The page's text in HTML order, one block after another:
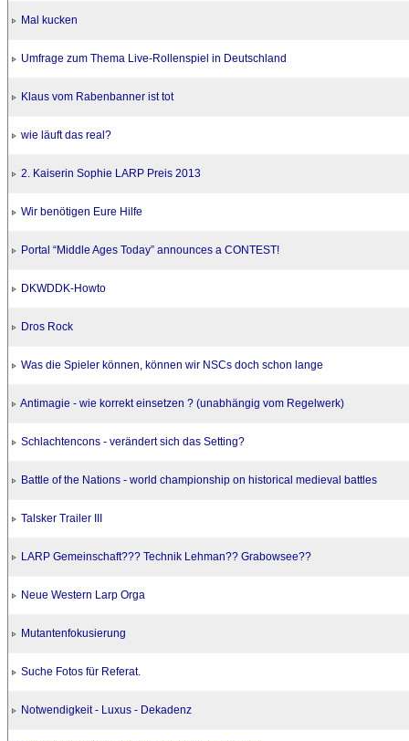
Mal kucken
Umfrage zum Thema Live-Rollenspiel in Deutschland
Klaus vom Rabenbanner ist tot
wie läuft das real?
2. Kaiserin Sophie LARP Preis 2013
Wir benötigen Eure Hilfe
Portal “Middle Ages Today” announces a CONTEST!
DKWDDK-Howto
Dros Rock
Was die Spieler können, können wir NSCs doch schon lange
Antimagie - wie korrekt einsetzen ? (unabhängig vom Regelwerk)
Schlachtencons - verändert sich das Setting?
Battle of the Nations - world championship on historical medieval battles
Talsker Trailer III
LARP Gemeinschaft??? Technik Lehman?? Grabowsee??
Neue Western Larp Orga
Mutantenfokusierung
Suche Fotos für Referat.
Notwendigkeit - Luxus - Dekadenz